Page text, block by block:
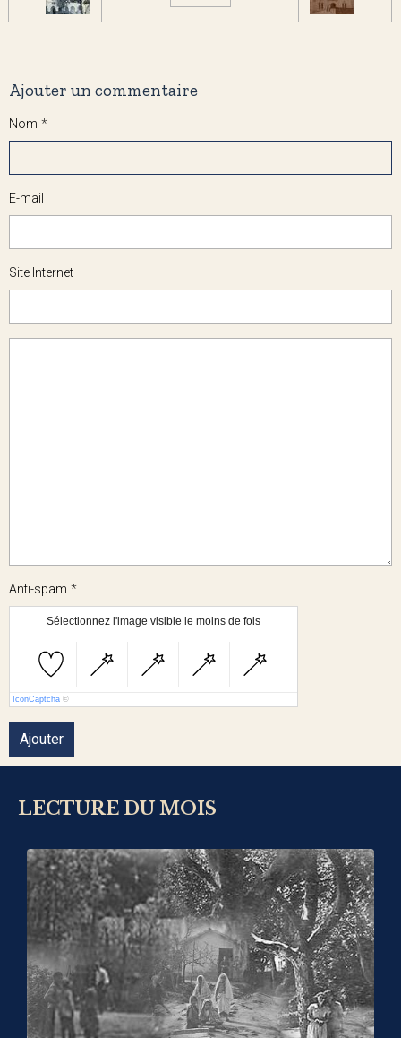
Ajouter un commentaire
Nom
E-mail
Site Internet
Anti-spam
Sélectionnez l'image visible le moins de fois
IconCaptcha ©
Ajouter
LECTURE DU MOIS